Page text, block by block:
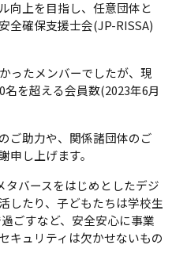
向上を目指し、任意団体と
全確保支援士会(JP-RISSA)
ったメンバーでしたが、現
を超える会員数(2023年6月
ご助力や、関係諸団体のご
申し上げます。
バースをはじめとしたデジ
したり、子どもたちは学校生
ごすなど、安全安心に事業
キュリティは欠かせないもの